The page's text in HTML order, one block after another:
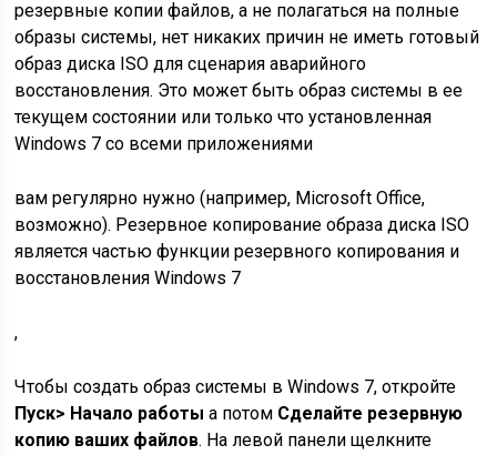
резервные копии файлов, а не полагаться на полные
образы системы, нет никаких причин не иметь готовый
образ диска ISO для сценария аварийного
восстановления. Это может быть образ системы в ее
текущем состоянии или только что установленная
Windows 7 со всеми приложениями
вам регулярно нужно (например, Microsoft Office,
возможно). Резервное копирование образа диска ISO
является частью функции резервного копирования и
восстановления Windows 7
,
Чтобы создать образ системы в Windows 7, откройте
Пуск> Начало работы а потом Сделайте резервную
копию ваших файлов. На левой панели щелкните